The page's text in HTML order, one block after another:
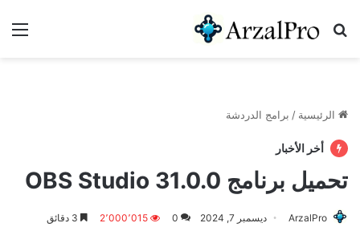
بحث عن
الرئيسية / برامج الدردشة
أخر الأخبار
تحميل برنامج OBS Studio 31.0.0
ArzalPro ديسمبر 7, 2024 0 2٬000٬015